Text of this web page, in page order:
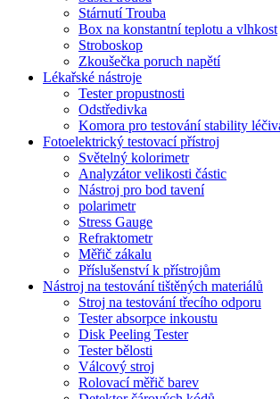
Stárnutí Trouba
Box na konstantní teplotu a vlhkost
Stroboskop
Zkoušečka poruch napětí
Lékařské nástroje
Tester propustnosti
Odstředivka
Komora pro testování stability
Fotoelektrický testovací přístroj
Světelný kolorimetr
Analyzátor velikosti částic
Nástroj pro bod tavení
polarimetr
Stress Gauge
Refraktometr
Měřič zákalu
Příslušenství k přístrojům
Nástroj na testování tištěných materiálů
Stroj na testování třecího odporu
Tester absorpce inkoustu
Disk Peeling Tester
Tester bělosti
Válcový stroj
Rolovací měřič barev